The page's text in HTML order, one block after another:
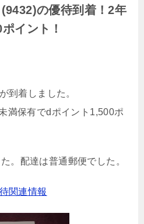
(9432)の優待到着！2年
イント！
到着しました。
満保有でdポイント1,500ポ
。配達は普通郵便でした。
関連情報